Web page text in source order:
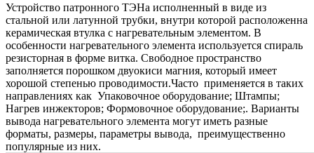
Устройство патронного ТЭНа исполненный в виде из
стальной или латунной трубки, внутри которой расположенна
керамическая втулка с нагревательным элементом. В
особенности нагревательного элемента используется спираль
резисторная в форме витка. Свободное пространство
заполняется порошком двуокиси магния, который имеет
хорошой степенью проводимости.Часто применяется в таких
направлениях как Упаковочное оборудование; Штампы;
Нагрев инжекторов; Формовочное оборудование;. Варианты
вывода нагревательного элемента могут иметь разные
форматы, размеры, параметры вывода, преимущественно
популярные из них.